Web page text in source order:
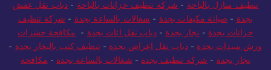
تنظيف منازل بالباحة-شركة تنظيف خزانات بالباحة-دباب نقل عفش
بجدة- صيانة مكيفات بجدة-شغالات بالساعة بجدة-شركة تنظيف
خزانات بجدة-نجار بجدة- دباب نقل اثاث بجدة-مكافحة حشرات
ورش مبيدات بجدة-دباب نقل اغراض بجدة-تنظيف كنب بالبخار بجدة-
نجار بجدة-شركة تنظيف بجدة-شغالات بالساعة بجدة-مكافحة